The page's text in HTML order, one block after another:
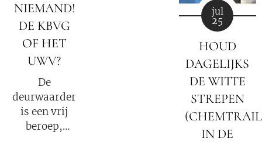
van de
waarheid
jul
25
HOUD
DAGELIJKS
DE WITTE
STREPEN
IN DE
NIEMAND!
DE KBVG
OF HET
UWV?
De
deurwaarder
is een vrij
beroep,